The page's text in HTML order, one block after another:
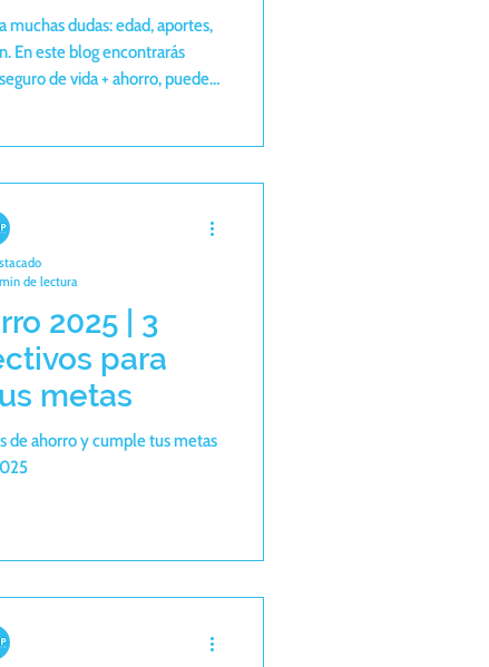
muchas dudas: edad, aportes,
En este blog encontrarás
de vida + ahorro, puedes
2025 | 3
para
metas
de ahorro y cumple tus metas
de lectura